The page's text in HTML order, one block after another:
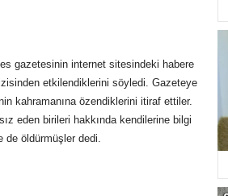
gazetesinin internet sitesindeki habere
etkilendiklerini söyledi. Gazeteye
kahramanına özendiklerini itiraf ettiler.
eden birileri hakkında kendilerine bilgi
öldürmüşler dedi.